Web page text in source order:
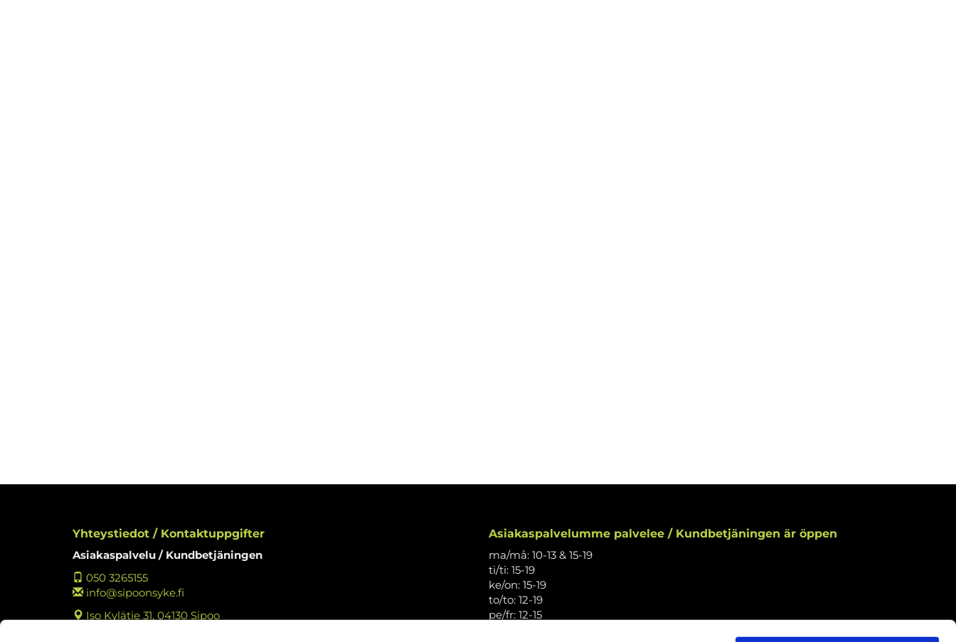
Yhteystiedot / Kontaktuppgifter
Asiakaspalvelu / Kundbetjäningen
050 3265155
info@sipoonsyke.fi
Iso Kylätie 31, 04130 Sipoo
Asiakaspalvelumme palvelee / Kundbetjäningen är öppen
ma/må: 10-13 & 15-19
ti/ti: 15-19
ke/on: 15-19
to/to: 12-19
pe/fr: 12-15